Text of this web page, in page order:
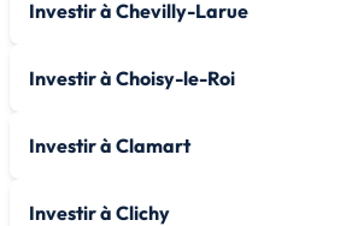
Investir à Chevilly-Larue
Investir à Choisy-le-Roi
Investir à Clamart
Investir à Clichy